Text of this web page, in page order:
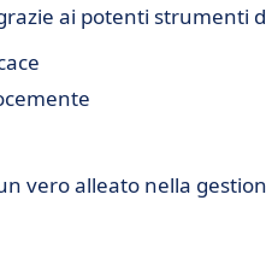
ai potenti strumenti
vero alleato nella